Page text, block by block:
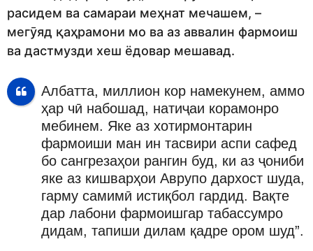
расидем ва самараи меҳнат мечашем, –
мегӯяд қаҳрамони мо ва аз аввалин фармоиш
ва дастмузди хеш ёдовар мешавад.
Албатта, миллион кор намекунем, аммо
ҳар чӣ набошад, натиҷаи корамонро
мебинем. Яке аз хотирмонтарин
фармоиши ман ин тасвири аспи сафед
бо сангрезаҳои рангин буд, ки аз ҷониби
яке аз кишварҳои Аврупо дархост шуда,
гарму самимӣ истиқбол гардид. Вақте
дар лабони фармоишгар табассумро
дидам, тапиши дилам қадре ором шуд”.